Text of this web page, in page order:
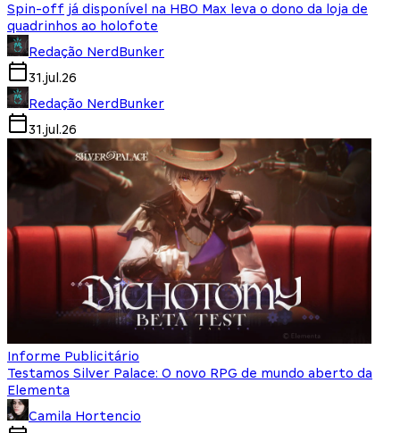
Spin-off já disponível na HBO Max leva o dono da loja de
quadrinhos ao holofote
Redação NerdBunker
31.jul.26
Redação NerdBunker
31.jul.26
Informe Publicitário
Testamos Silver Palace: O novo RPG de mundo aberto da
Elementa
Camila Hortencio